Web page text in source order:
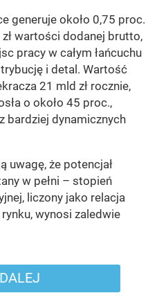
generuje około 0,75 proc.
wartości dodanej brutto,
pracy w całym łańcuchu
i detal. Wartość
21 mld zł rocznie,
o około 45 proc.,
bardziej dynamicznych
uwagę, że potencjał
w pełni – stopień
liczony jako relacja
wynosi zaledwie